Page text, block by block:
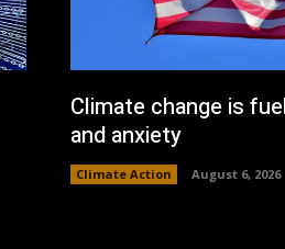
Climate change is
and anxiety
Climate Action August 6, 2026